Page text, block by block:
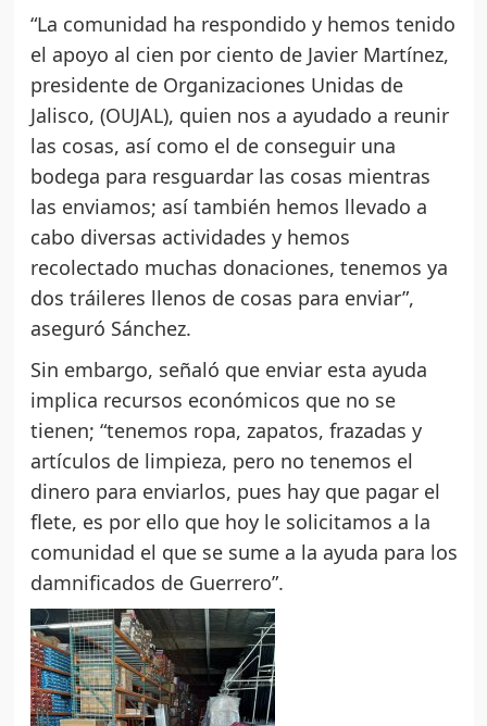
“La comunidad ha respondido y hemos tenido
el apoyo al cien por ciento de Javier Martínez,
presidente de Organizaciones Unidas de
Jalisco, (OUJAL), quien nos a ayudado a reunir
las cosas, así como el de conseguir una
bodega para resguardar las cosas mientras
las enviamos; así también hemos llevado a
cabo diversas actividades y hemos
recolectado muchas donaciones, tenemos ya
dos tráileres llenos de cosas para enviar”,
aseguró Sánchez.
Sin embargo, señaló que enviar esta ayuda
implica recursos económicos que no se
tienen; “tenemos ropa, zapatos, frazadas y
artículos de limpieza, pero no tenemos el
dinero para enviarlos, pues hay que pagar el
flete, es por ello que hoy le solicitamos a la
comunidad el que se sume a la ayuda para los
damnificados de Guerrero”.